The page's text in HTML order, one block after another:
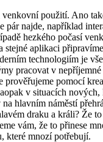
použití. Ano
pár najde, například
hezkého počasí
stejné aplikaci
technologiím je
pracovat v
prověřujeme pomocí
v situacích
hlavním náměstí
draku a králi? Že
vám, že to přinese
které mnozí potřebují.